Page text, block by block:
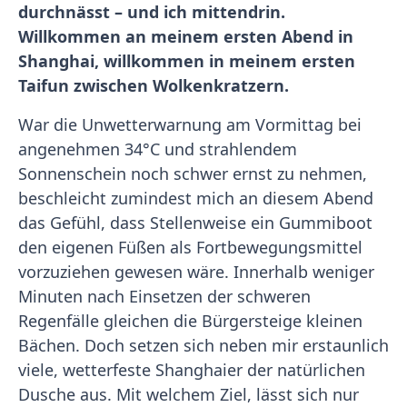
durchnässt – und ich mittendrin.
Willkommen an meinem ersten Abend in
Shanghai, willkommen in meinem ersten
Taifun zwischen Wolkenkratzern.
War die Unwetterwarnung am Vormittag bei
angenehmen 34°C und strahlendem
Sonnenschein noch schwer ernst zu nehmen,
beschleicht zumindest mich an diesem Abend
das Gefühl, dass Stellenweise ein Gummiboot
den eigenen Füßen als Fortbewegungsmittel
vorzuziehen gewesen wäre. Innerhalb weniger
Minuten nach Einsetzen der schweren
Regenfälle gleichen die Bürgersteige kleinen
Bächen. Doch setzen sich neben mir erstaunlich
viele, wetterfeste Shanghaier der natürlichen
Dusche aus. Mit welchem Ziel, lässt sich nur